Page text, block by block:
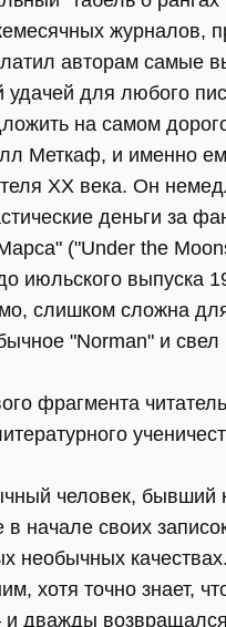
журналов,
авторам самые
удачей для любого
на самом
Меткаф, и именно
XX века. Он
деньги за
("Under the
июльского выпуска
слишком сложна
"Norman" и свел
фрагмента
человек, бывший
начале своих
необычных
хотя точно знает,
и дважды